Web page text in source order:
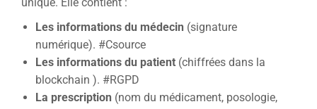
Les informations du médecin (signature
numérique). #Csource
Les informations du patient (chiffrées dans la
blockchain ). #RGPD
La prescription (nom du médicament, posologie,